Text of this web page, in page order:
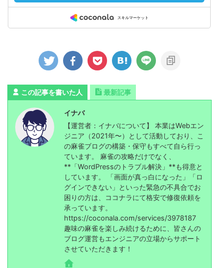
この記事を書いた人 最新記事
イナバ
【運営者：イナバについて】 本業はWebエン
ジニア（2021年〜）として活動しており、こ
の麻雀ブログの構築・保守もすべて自ら行っ
ています。 麻雀の攻略だけでなく、
**「WordPressのトラブル解決」**も得意と
しています。 「画面が真っ白になった」「ロ
グインできない」といった緊急の不具合でお
困りの方は、ココナラにて格安で修復依頼を
承っています。
https://coconala.com/services/3978187
趣味の麻雀を楽しみ続けるために、皆さんの
ブログ運営もエンジニアの立場からサポート
させていただきます！